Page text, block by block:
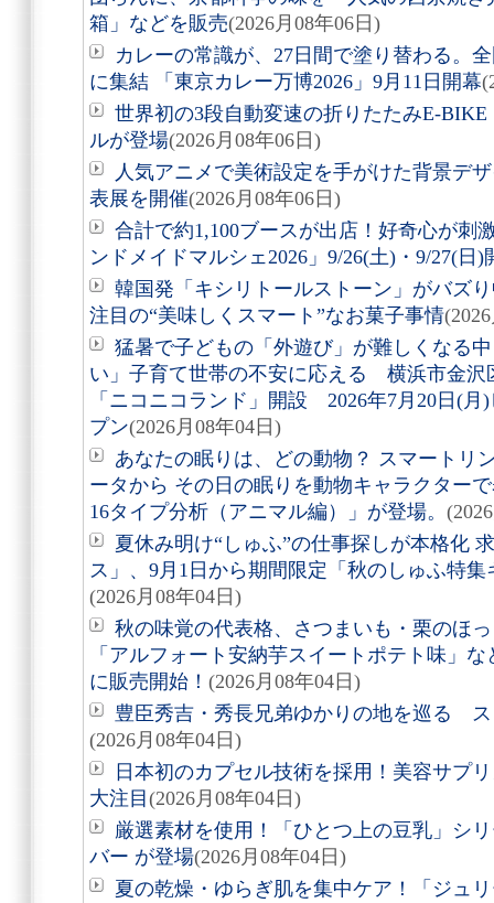
箱」などを販売(2026月08年06日)
カレーの常識が、27日間で塗り替わる。
に集結 「東京カレー万博2026」9月11日開幕
世界初の3段自動変速の折りたたみE-
ルが登場(2026月08年06日)
人気アニメで美術設定を手がけた背景デ
表展を開催(2026月08年06日)
合計で約1,100ブースが出店！好奇心が
ンドメイドマルシェ2026」9/26(土)・9/27(日)
韓国発「キシリトールストーン」がバズ
注目の“美味しくスマート”なお菓子事情
猛暑で子どもの「外遊び」が難しくなる
い」子育て世帯の不安に応える 横浜市金沢
「ニコニコランド」開設 2026年7月20日(
プン(2026月08年04日)
あなたの眠りは、どの動物？ スマートリ
ータから その日の眠りを動物キャラクター
16タイプ分析（アニマル編）」が登場。
夏休み明け“しゅふ”の仕事探しが本格化
ス」、9月1日から期間限定「秋のしゅふ特
(2026月08年04日)
秋の味覚の代表格、さつまいも・栗のほ
「アルフォート安納芋スイートポテト味」
に販売開始！ (2026月08年04日)
豊臣秀吉・秀長兄弟ゆかりの地を巡る
(2026月08年04日)
日本初のカプセル技術を採用！美容サプ
大注目 (2026月08年04日)
厳選素材を使用！「ひとつ上の豆乳」シ
バー が登場(2026月08年04日)
夏の乾燥・ゆらぎ肌を集中ケア！「ジュ